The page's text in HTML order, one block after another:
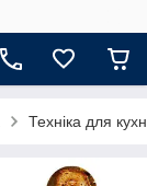
Техніка для